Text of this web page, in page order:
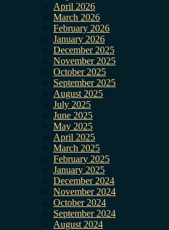
April 2026
March 2026
February 2026
January 2026
December 2025
November 2025
October 2025
September 2025
August 2025
July 2025
June 2025
May 2025
April 2025
March 2025
February 2025
January 2025
December 2024
November 2024
October 2024
September 2024
August 2024